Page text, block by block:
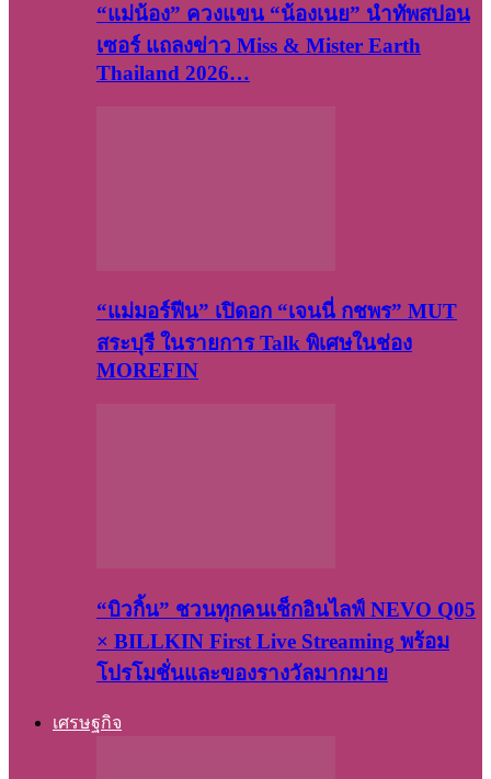
“แม่น้อง” ควงแขน “น้องเนย” นำทัพสปอน
เซอร์ แถลงข่าว Miss & Mister Earth
Thailand 2026…
“แม่มอร์ฟีน” เปิดอก “เจนนี่ กชพร” MUT
สระบุรี ในรายการ Talk พิเศษในช่อง
MOREFIN
“บิวกิ้น” ชวนทุกคนเช็กอินไลฟ์ NEVO Q05
× BILLKIN First Live Streaming พร้อม
โปรโมชั่นและของรางวัลมากมาย
เศรษฐกิจ